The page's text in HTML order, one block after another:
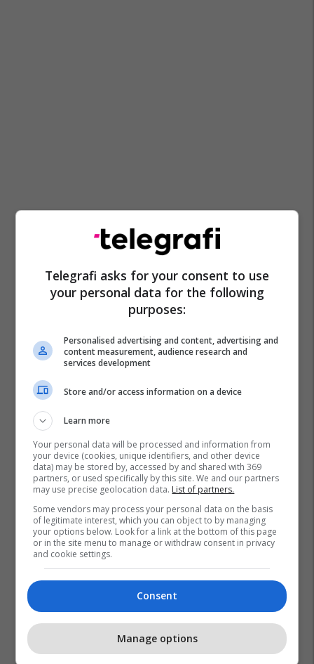
Telegrafi asks for your consent to use
your personal data for the following
purposes:
Personalised advertising and content, advertising and
content measurement, audience research and
services development
Store and/or access information on a device
Learn more
Your personal data will be processed and information from
your device (cookies, unique identifiers, and other device
data) may be stored by, accessed by and shared with 369
partners, or used specifically by this site. We and our partners
may use precise geolocation data. List of partners.
Some vendors may process your personal data on the basis
of legitimate interest, which you can object to by managing
your options below. Look for a link at the bottom of this page
or in the site menu to manage or withdraw consent in privacy
and cookie settings.
Consent
Manage options